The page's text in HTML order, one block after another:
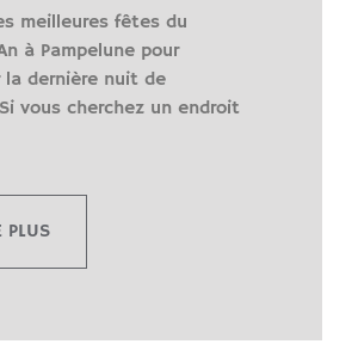
meilleures fêtes du
à Pampelune pour
la dernière nuit de
vous cherchez un endroit
PLUS